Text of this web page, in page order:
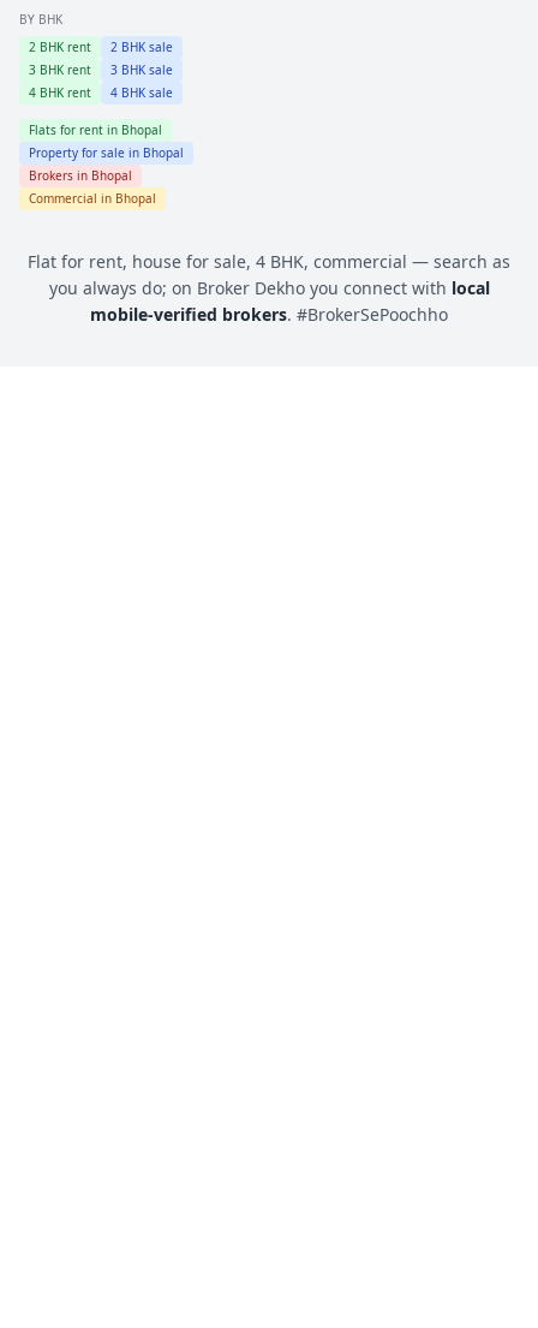
BY BHK
2 BHK rent 2 BHK sale
3 BHK rent 3 BHK sale
4 BHK rent 4 BHK sale
Flats for rent in Bhopal
Property for sale in Bhopal
Brokers in Bhopal
Commercial in Bhopal
Flat for rent, house for sale, 4 BHK, commercial — search as
you always do; on Broker Dekho you connect with local
mobile-verified brokers. #BrokerSePoochho